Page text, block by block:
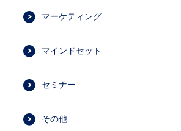
マーケティング
マインドセット
セミナー
その他